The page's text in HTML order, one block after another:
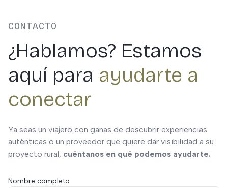
CONTACTO
¿Hablamos? Estamos
aquí para ayudarte a
conectar
Ya seas un viajero con ganas de descubrir experiencias
auténticas o un proveedor que quiere dar visibilidad a su
proyecto rural, cuéntanos en qué podemos ayudarte.
Nombre completo